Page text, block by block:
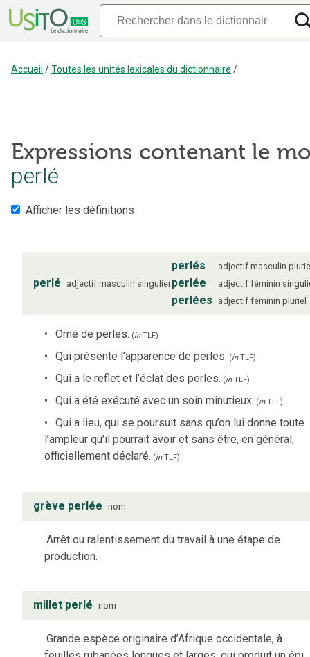
Accueil /Toutes les unités lexicales du dictionnaire /
Expressions contenant le
perlé
Afficher les définitions
perlé adjectif masculin singulier
perlés adjectif masculin
perlée adjectif féminin
perlées adjectif féminin pluriel
Orné de perles. (inTLF)
Qui présente l’apparence de perles. (inTLF)
Qui a le reflet et l’éclat des perles. (inTLF)
Qui a été exécuté avec un soin minutieux. (inTLF)
Qui a lieu, qui se poursuit sans qu’on lui donne toute
l’ampleur qu’il pourrait avoir et sans être, en général,
officiellement déclaré. (inTLF)
grève perlée nom
Arrêt ou ralentissement du travail à une étape de
production.
millet perlé nom
Grande espèce originaire d’Afrique occidentale, à